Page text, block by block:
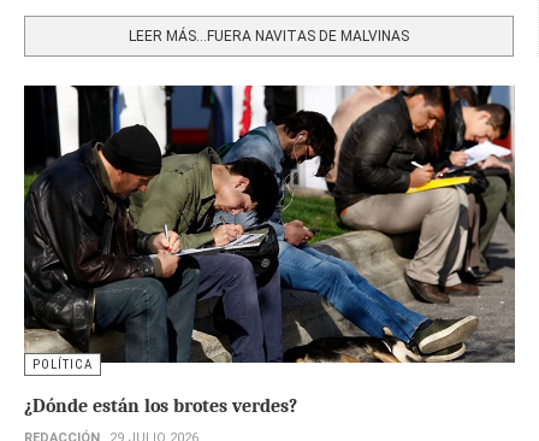
LEER MÁS…FUERA NAVITAS DE MALVINAS
POLÍTICA
¿Dónde están los brotes verdes?
REDACCIÓN 29 JULIO 2026